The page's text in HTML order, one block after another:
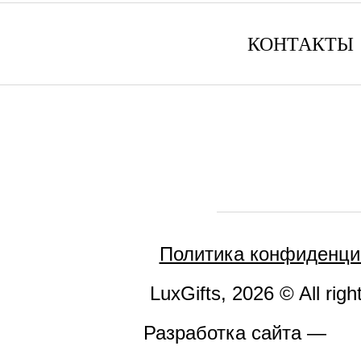
КОНТАКТЫ
Политика
LuxGifts, 2026 © All
Разработка сайта —